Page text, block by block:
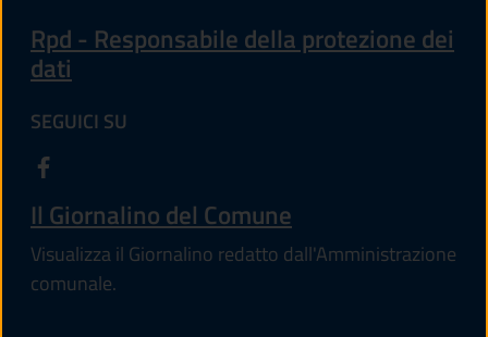
Rpd - Responsabile della protezione dei
dati
SEGUICI SU
Il Giornalino del Comune
Visualizza il Giornalino redatto dall'Amministrazione
comunale.